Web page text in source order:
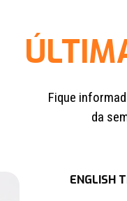
Fique
da
ENGLISH